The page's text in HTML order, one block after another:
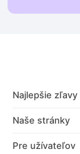
Najlepšie zľavy
Naše stránky
Pre užívateľov